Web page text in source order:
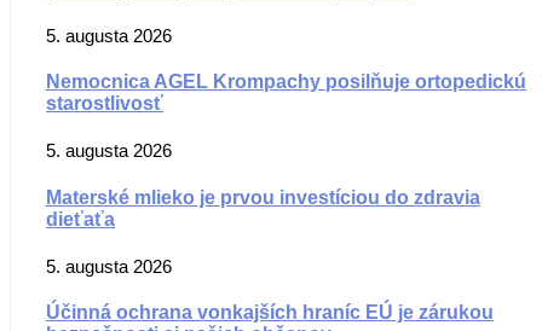
5. augusta 2026
Nemocnica AGEL Krompachy posilňuje ortopedickú
starostlivosť
5. augusta 2026
Materské mlieko je prvou investíciou do zdravia
dieťaťa
5. augusta 2026
Účinná ochrana vonkajších hraníc EÚ je zárukou